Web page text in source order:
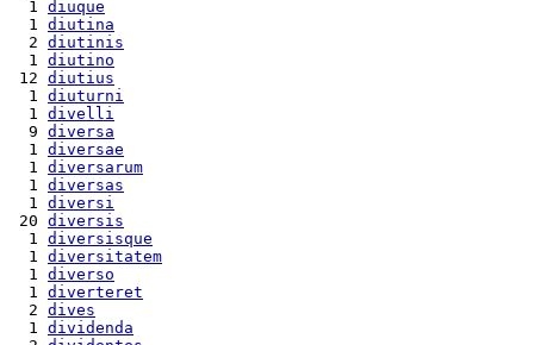
  1
diuque
  1
diutina
  2
diutinis
  1
diutino
12 diutius
  1
diuturni
  1
divelli
  9
diversa
  1
diversae
  1
diversarum
  1
diversas
  1
diversi
20 diversis
  1
diversisque
  1
diversitatem
  1
diverso
  1
diverteret
  2
dives
  1
dividenda